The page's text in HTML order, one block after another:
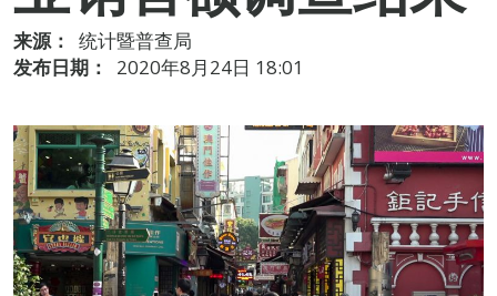
来源：
统计暨普查局
发布日期：
2020年8月24日 18:01